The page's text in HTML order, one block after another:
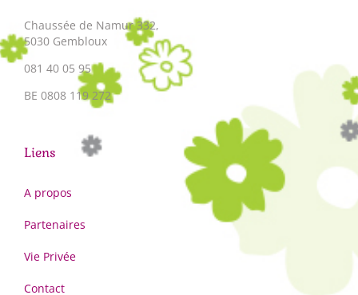
Chaussée de Namur 332,
5030 Gembloux
081 40 05 95
BE 0808 119 272
Liens
A propos
Partenaires
Vie Privée
Contact